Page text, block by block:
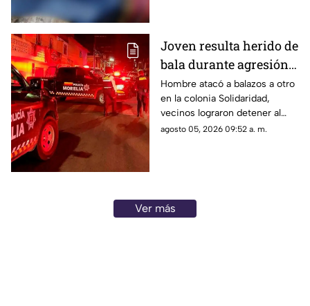
Joven resulta herido de
bala durante agresión
en la colonia
Solidaridad, Morelia
Hombre atacó a balazos a otro
en la colonia Solidaridad,
vecinos lograron detener al
agresor
agosto 05, 2026 09:52 a. m.
Ver más